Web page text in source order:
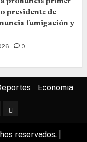
presidente de
fumigación y
0
Economía
reservados.